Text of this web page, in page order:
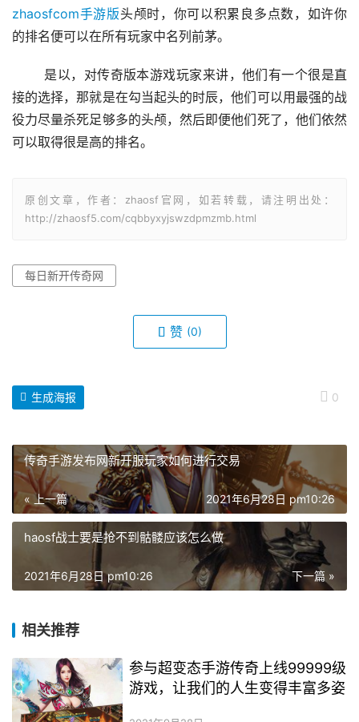
zhaosfcom手游版头颅时，你可以积累良多点数，如许你
的排名便可以在所有玩家中名列前茅。
接的选择，那就是在勾当起头的时辰，他们可以用最强的战
役力尽量杀死足够多的头颅，然后即便他们死了，他们依然
可以取得很是高的排名。
原创文章，作者：zhaosf官网，如若转载，请注明出处：
http://zhaosf5.com/cqbbyxyjswzdpmzmb.html
每日新开传奇网
赞 (0)
0
生成海报
传奇手游发布网新开服玩家如何进行交易
« 上一篇 2021年6月28日 pm10:26
haosf战士要是抢不到骷髅应该怎么做
下一篇 »
2021年6月28日 pm10:26
相关推荐
参与超变态手游传奇上线99999级
游戏，让我们的人生变得丰富多姿